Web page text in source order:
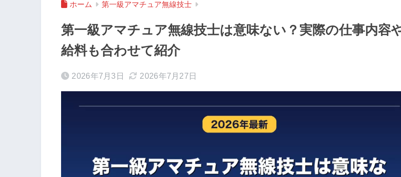
ホーム 第一級アマチュア無線技士
第一級アマチュア無線技士は意味ない？実際の仕事内容
給料も合わせて紹介
2026年7月3日 2026年7月27日